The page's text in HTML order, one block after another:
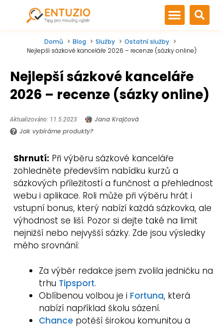
Domů Blog Služby
Ostatní služby
Nejlepší sázkové kanceláře 2026 – recenze (sázky online)
Nejlepší sázkové kanceláře
2026 – recenze (sázky online)
Aktualizováno: 11.5.2023
Jana Krajčová
Jak vybíráme produkty?
Shrnutí: Při výběru sázkové kanceláře
zohledněte především nabídku kurzů a
sázkových příležitostí a funčnost a přehlednost
webu i aplikace. Roli může při výběru hrát i
vstupní bonus, který nabízí každá sázkovka, ale
výhodnost se liší. Pozor si dejte také na limit
nejnižší nebo nejvyšší sázky. Zde jsou výsledky
mého srovnání:
Za výběr redakce jsem zvolila jedničku na
trhu Tipsport.
Oblíbenou volbou je i Fortuna, která
nabízí například školu sázení.
Chance potěší širokou komunitou a